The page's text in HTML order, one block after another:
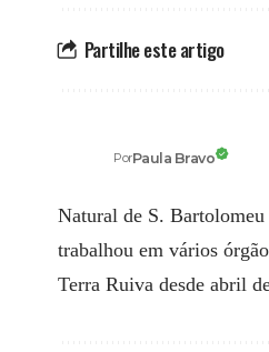
Partilhe este artigo
PorPaula Bravo
Natural de S.
trabalhou em vários
Terra Ruiva desde abril